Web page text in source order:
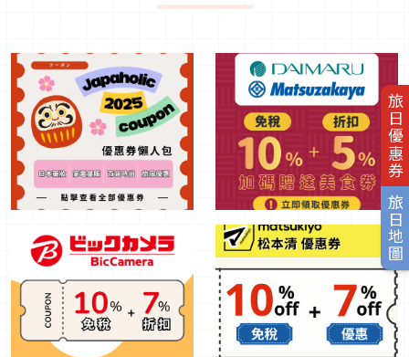
旅日優惠券
旅日地圖